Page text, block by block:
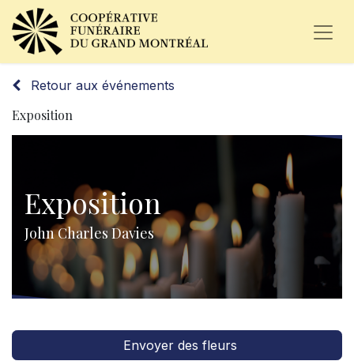
Retour aux événements
Exposition
Exposition
John Charles Davies
Envoyer des fleurs